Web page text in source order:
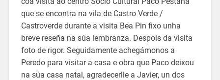
que se encontra na vila de Castro Verde /
Castroverde durante a visita Bea Pin fixo unha
breve reseña na súa lembranza. Despois da visita
foto de rigor. Seguidamente achegámonos a
Peredo para visitar a casa e obra que Paco deixou
na súa casa natal, agradecerlle a Javier, un dos